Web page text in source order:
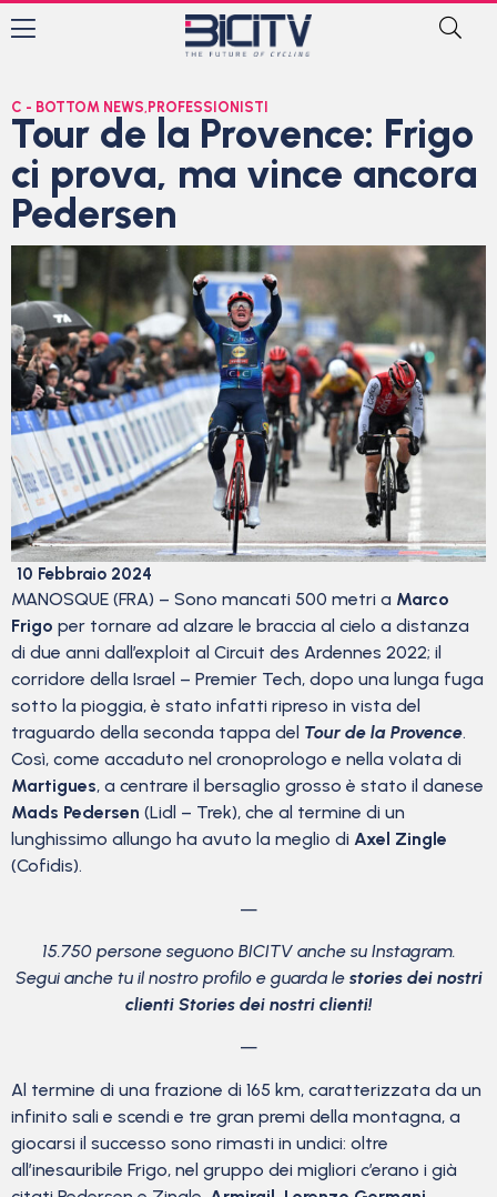
C - BOTTOM NEWS, PROFESSIONISTI
Tour de la Provence: Frigo
ci prova, ma vince ancora
Pedersen
10 Febbraio 2024
MANOSQUE (FRA) – Sono mancati 500 metri a Marco
Frigo per tornare ad alzare le braccia al cielo a distanza
di due anni dall’exploit al Circuit des Ardennes 2022; il
corridore della Israel – Premier Tech, dopo una lunga fuga
sotto la pioggia, è stato infatti ripreso in vista del
traguardo della seconda tappa del Tour de la Provence.
Così, come accaduto nel cronoprologo e nella volata di
Martigues, a centrare il bersaglio grosso è stato il danese
Mads Pedersen (Lidl – Trek), che al termine di un
lunghissimo allungo ha avuto la meglio di Axel Zingle
(Cofidis).
—
15.750 persone seguono BICITV anche su Instagram.
Segui anche tu il nostro profilo e guarda le stories dei nostri
clienti Stories dei nostri clienti!
—
Al termine di una frazione di 165 km, caratterizzata da un
infinito sali e scendi e tre gran premi della montagna, a
giocarsi il successo sono rimasti in undici: oltre
all’inesauribile Frigo, nel gruppo dei migliori c’erano i già